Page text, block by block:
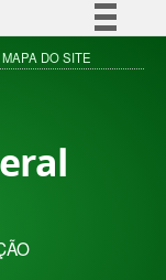
à informação
MAPA DO SITE